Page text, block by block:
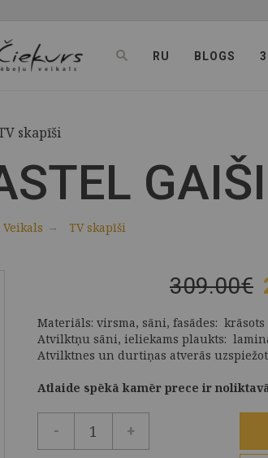
RU BLOGS
skapīši
Veikals TV skapīši
309.00€
Materiāls: virsma, sāni, fasādes: krāsots
Atvilktņu sāni, ieliekams plaukts:
Atvilktnes un durtiņas atverās
Atlaide spēkā kamēr prece ir
- +